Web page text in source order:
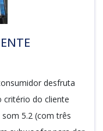
desfruta
critério do cliente
5.2 (com três